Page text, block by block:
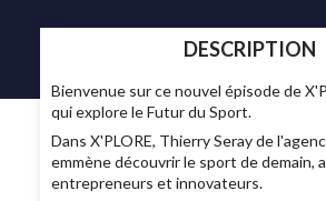
DESCRIPTION
Bienvenue sur ce nouvel épisode de
qui explore le Futur du Sport.
Dans X'PLORE, Thierry Seray de
emmène découvrir le sport de demain,
entrepreneurs et innovateurs.